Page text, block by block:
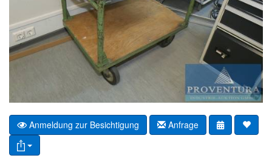
Anmeldung zur Besichtigung Anfrage